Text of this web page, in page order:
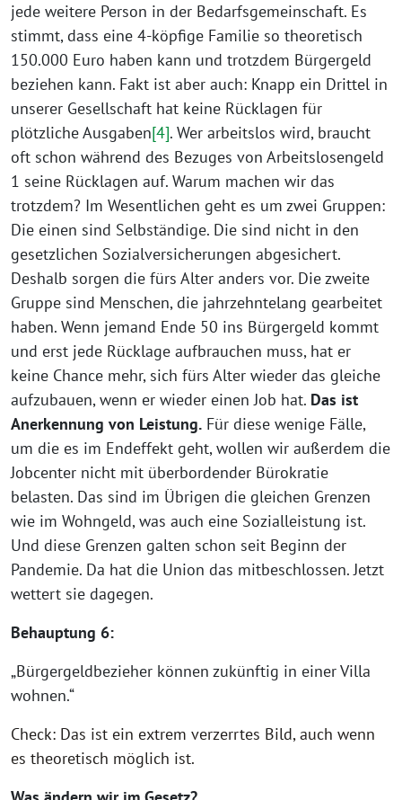
jede weitere Person in der Bedarfsgemeinschaft. Es
stimmt, dass eine 4-köpfige Familie so theoretisch
150.000 Euro haben kann und trotzdem Bürgergeld
beziehen kann. Fakt ist aber auch: Knapp ein Drittel in
unserer Gesellschaft hat keine Rücklagen für
plötzliche Ausgaben[4]. Wer arbeitslos wird, braucht
oft schon während des Bezuges von Arbeitslosengeld
1 seine Rücklagen auf. Warum machen wir das
trotzdem? Im Wesentlichen geht es um zwei Gruppen:
Die einen sind Selbständige. Die sind nicht in den
gesetzlichen Sozialversicherungen abgesichert.
Deshalb sorgen die fürs Alter anders vor. Die zweite
Gruppe sind Menschen, die jahrzehntelang gearbeitet
haben. Wenn jemand Ende 50 ins Bürgergeld kommt
und erst jede Rücklage aufbrauchen muss, hat er
keine Chance mehr, sich fürs Alter wieder das gleiche
aufzubauen, wenn er wieder einen Job hat. Das ist
Anerkennung von Leistung. Für diese wenige Fälle,
um die es im Endeffekt geht, wollen wir außerdem die
Jobcenter nicht mit überbordender Bürokratie
belasten. Das sind im Übrigen die gleichen Grenzen
wie im Wohngeld, was auch eine Sozialleistung ist.
Und diese Grenzen galten schon seit Beginn der
Pandemie. Da hat die Union das mitbeschlossen. Jetzt
wettert sie dagegen.
Behauptung 6:
„Bürgergeldbezieher können zukünftig in einer Villa
wohnen.“
Check: Das ist ein extrem verzerrtes Bild, auch wenn
es theoretisch möglich ist.